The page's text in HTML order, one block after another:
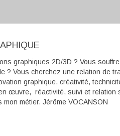
graphiques 2D/3D ? Vous
? Vous cherchez une relation de
graphique, créativité,
œuvre, réactivité, suivi et relation
métier. Jérôme VOCANSON